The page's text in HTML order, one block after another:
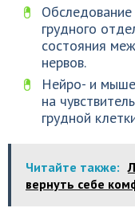
грудного
состояния
нервов.
Нейро- и
на
грудной
Читайте также:
вернуть себе